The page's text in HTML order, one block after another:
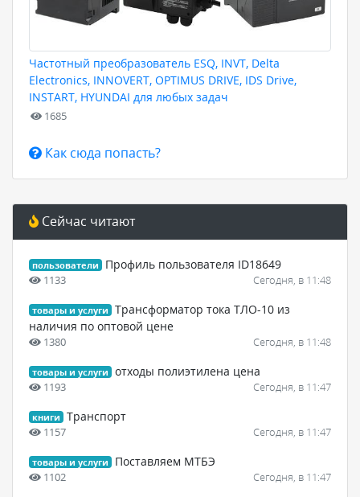
Частотный преобразователь ESQ, INVT, Delta
Electronics, INNOVERT, OPTIMUS DRIVE, IDS Drive,
INSTART, HYUNDAI для любых задач
1685
Как сюда попасть?
Сейчас читают
пользователи Профиль пользователя ID18649
1133 Сегодня, в 11:48
товары и услуги
Трансформатор тока ТЛО-10 из
наличия по оптовой цене
1380 Сегодня, в 11:48
товары и услуги отходы полиэтилена цена
1193 Сегодня, в 11:47
книги Транспорт
1157 Сегодня, в 11:47
товары и услуги Поставляем МТБЭ
1102 Сегодня, в 11:47